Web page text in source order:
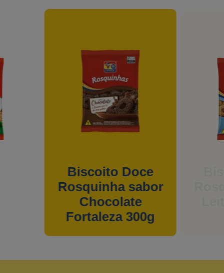
Biscoito Doce
Rosquinha sabor
Leite Fortaleza
300g